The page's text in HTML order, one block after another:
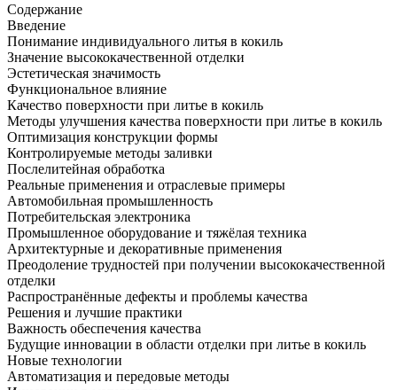
Содержание
Введение
Понимание индивидуального литья в кокиль
Значение высококачественной отделки
Эстетическая значимость
Функциональное влияние
Качество поверхности при литье в кокиль
Методы улучшения качества поверхности при литье в кокиль
Оптимизация конструкции формы
Контролируемые методы заливки
Послелитейная обработка
Реальные применения и отраслевые примеры
Автомобильная промышленность
Потребительская электроника
Промышленное оборудование и тяжёлая техника
Архитектурные и декоративные применения
Преодоление трудностей при получении высококачественной
отделки
Распространённые дефекты и проблемы качества
Решения и лучшие практики
Важность обеспечения качества
Будущие инновации в области отделки при литье в кокиль
Новые технологии
Автоматизация и передовые методы